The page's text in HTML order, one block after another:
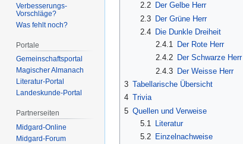
2.2
Der Gelbe Herr
2.3 Der Grüne Herr
2.4
Die Dunkle Dreiheit
2.4.1
Der Rote Herr
2.4.2 Der Schwarze Herr
2.4.3 Der Weisse Herr
3 Tabellarische Übersicht
4 Trivia
5 Quellen und Verweise
5.1
Literatur
5.2
Einzelnachweise
Verbesserungs-
Vorschläge?
Was fehlt noch?
Portale
Gemeinschafts­portal
Magischer Almanach
Literatur-Portal
Landeskunde-Portal
Partnerseiten
Midgard-Online
Midgard-Forum